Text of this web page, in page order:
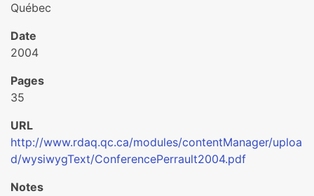
Québec
Date
2004
Pages
35
URL
http://www.rdaq.qc.ca/modules/contentManager/uploa
d/wysiwygText/ConferencePerrault2004.pdf
Notes